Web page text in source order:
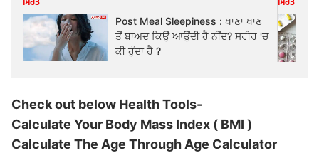
Post Meal Sleepiness : ਖਾਣਾ ਖਾਣ
ਤੋਂ ਬਾਅਦ ਕਿਉਂ ਆਉਂਦੀ ਹੈ ਨੀਂਦ? ਸਰੀਰ 'ਚ
ਕੀ ਹੁੰਦਾ ਹੈ ?
Check out below Health Tools-
Calculate Your Body Mass Index ( BMI )
Calculate The Age Through Age Calculator